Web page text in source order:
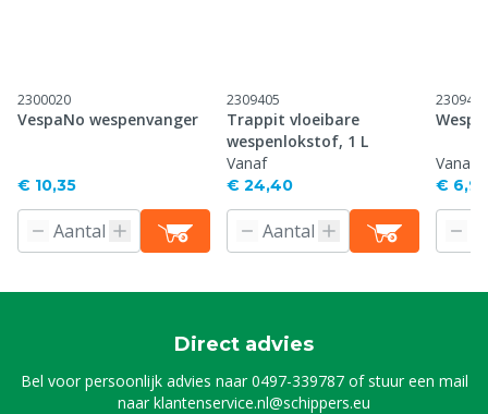
2300020
VespaNo wespenvanger
€ 10,35
2309405
Trappit vloeibare
wespenlokstof, 1 L
Vanaf
€ 24,40
2309406
Vanaf
€ 6,95
Direct advies
Bel voor persoonlijk advies naar0497-339787of stuur een mail
naarklantenservice.nl@schippers.eu